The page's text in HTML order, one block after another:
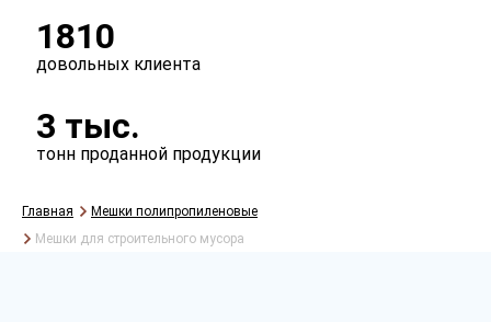
1810
довольных клиента
3 тыс.
тонн проданной продукции
Главная
Мешки полипропиленовые
Мешки для строительного мусора